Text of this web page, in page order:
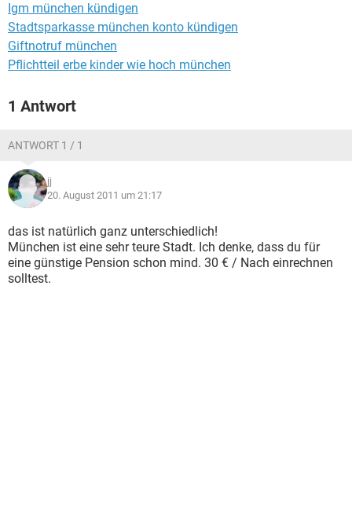
Igm münchen kündigen
Stadtsparkasse münchen konto kündigen
Giftnotruf münchen
Pflichtteil erbe kinder wie hoch münchen
1 Antwort
ANTWORT 1 / 1
jj
20. August 2011 um 21:17
das ist natürlich ganz unterschiedlich!
München ist eine sehr teure Stadt. Ich denke, dass du für
eine günstige Pension schon mind. 30 € / Nach einrechnen
solltest.